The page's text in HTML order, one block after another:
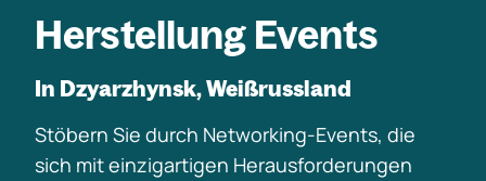
Herstellung Events
In Dzyarzhynsk, Weißrussland
Stöbern Sie durch Networking-Events, die
sich mit einzigartigen Herausforderungen